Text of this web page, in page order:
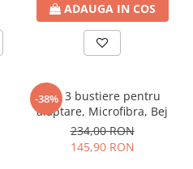
ADAUGA IN COS
-38%
Set 3 bustiere pentru
alaptare, Microfibra, Bej
234,00 RON
145,90 RON